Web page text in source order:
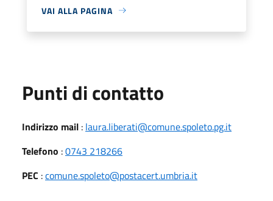
VAI ALLA PAGINA
Punti di contatto
Indirizzo mail : laura.liberati@comune.spoleto.pg.it
Telefono :0743 218266
PEC :comune.spoleto@postacert.umbria.it